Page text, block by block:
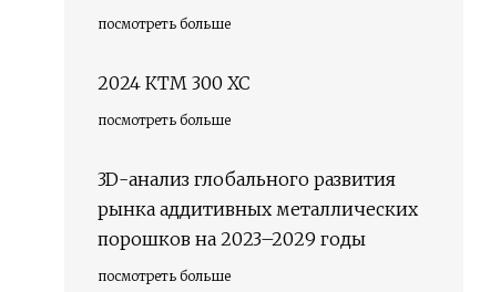
посмотреть больше
2024 КТМ 300 ХС
посмотреть больше
3D-анализ глобального развития
рынка аддитивных металлических
порошков на 2023–2029 годы
посмотреть больше